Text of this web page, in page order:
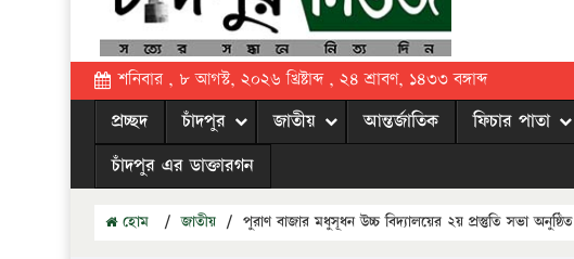
শনিবার , ৮ আগস্ট, ২০২৬ খ্রিষ্টাব্দ , ২৪ শ্রাবণ, ১৪৩৩ বঙ্গাব্দ
প্রচ্ছদ চাঁদপুর জাতীয় আন্তর্জাতিক ফিচার পাতা
চাঁদপুর এর ডাক্তারগন
হোম / জাতীয় / পুরাণ বাজার মধুসূধন উচ্চ বিদ্যালয়ের ২য় প্রস্তুতি সভা অনুষ্ঠিত